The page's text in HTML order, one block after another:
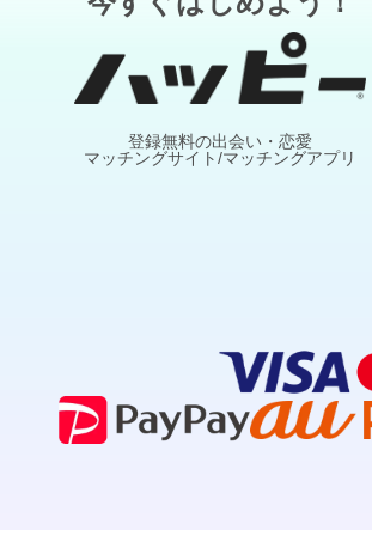
登録無料の出会い・恋愛
マッチングサイト/マッチングアプリ